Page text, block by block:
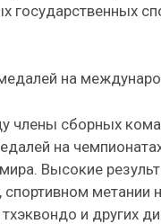
государственных
на
члены сборных
на
Высокие
спортивном метании
и других